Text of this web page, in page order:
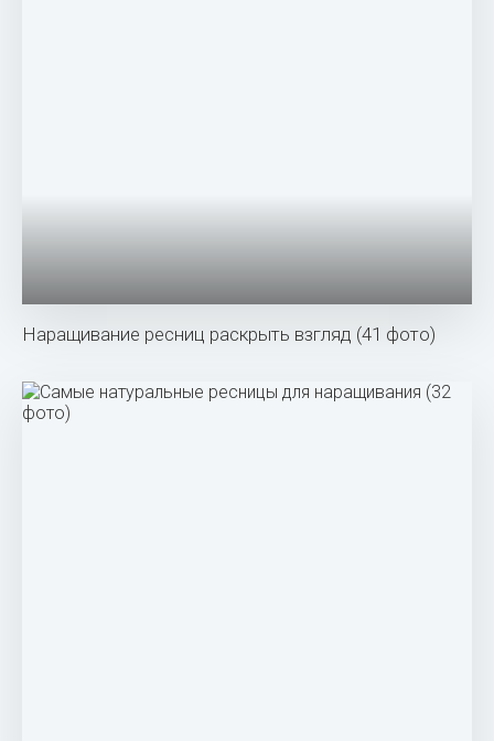
Наращивание ресниц раскрыть взгляд (41 фото)